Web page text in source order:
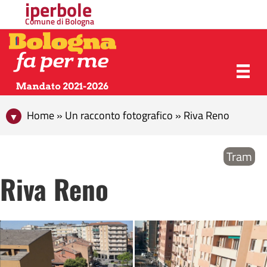
iperbole
Comune di Bologna
Home » Un racconto fotografico » Riva Reno
Riva Reno
Tram